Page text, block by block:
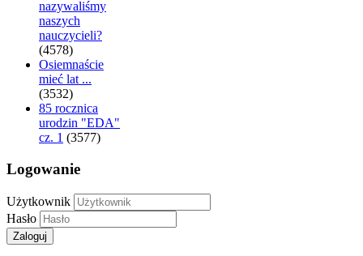
nazywaliśmy
naszych
nauczycieli?
(4578)
Osiemnaście
mieć lat ...
(3532)
85 rocznica
urodzin "EDA"
cz. 1 (3577)
Logowanie
Użytkownik
Hasło
Zaloguj